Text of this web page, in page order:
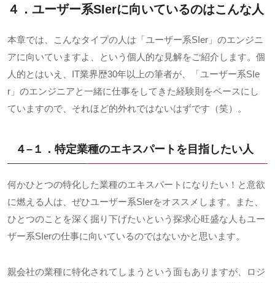
４．ユーザー系SIerに向いているのはこんな人
本章では、こんなタイプの人は「ユーザー系SIer 」のエンジニ
アに向いていますよ、という個人的な見解をご紹介します。個
人的とはいえ、 IT業界歴30年以上の筆者が、「ユーザー系SIe
r 」のエンジニアと一緒に仕事をしてきた経験則をベースにし
ていますので、それほど的外れではないはずです（笑）。
４– １．特定業種のエキスパートを目指したい人
何かひとつの特化した業種のエキスパートになりたい！と意欲
に燃える人は、ぜひユーザー系SIerをオススメします。また、
ひとつのことを深く掘り下げたいという探求心旺盛な人もユー
ザー系SIerの仕事に向いているのではないかと思います。
親会社の業種に特化されてしまうという面もありますが、ロジ